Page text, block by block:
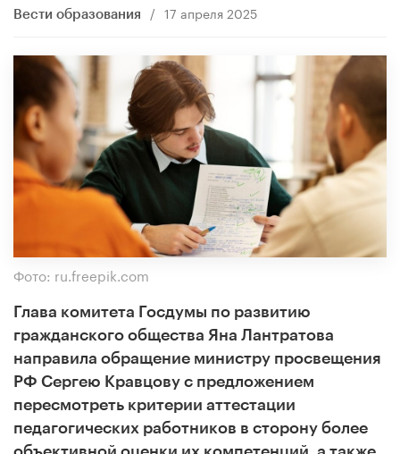
Вести образования / 17 апреля 2025
Фото: ru.freepik.com
Глава комитета Госдумы по развитию
гражданского общества Яна Лантратова
направила обращение министру просвещения
РФ Сергею Кравцову с предложением
пересмотреть критерии аттестации
педагогических работников в сторону более